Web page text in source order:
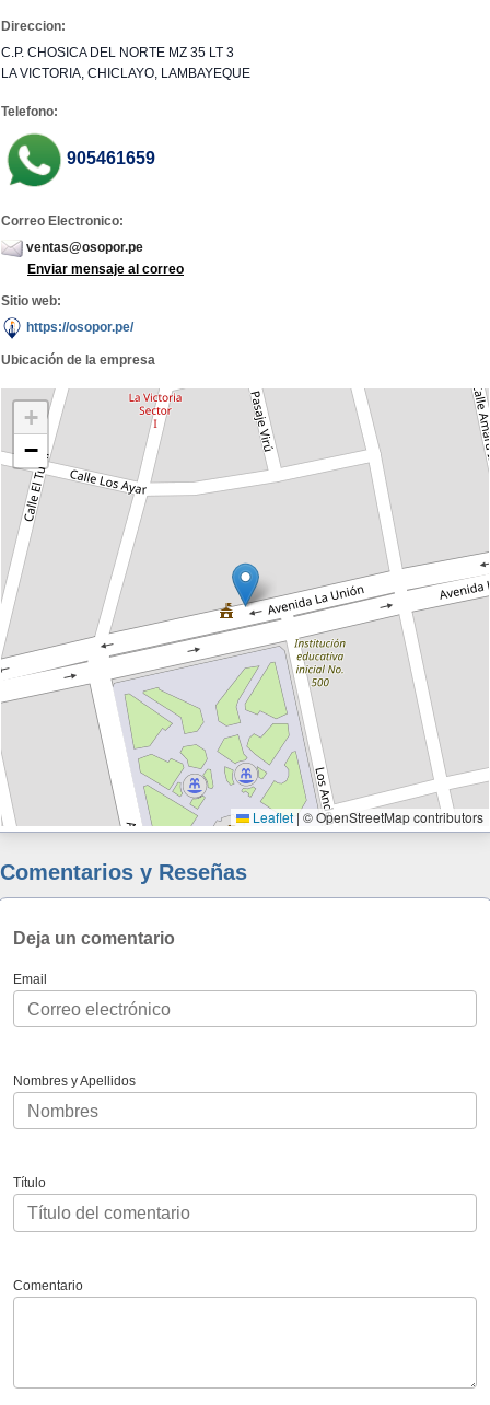
Direccion:
C.P. CHOSICA DEL NORTE MZ 35 LT 3
LA VICTORIA, CHICLAYO, LAMBAYEQUE
Telefono:
905461659
Correo Electronico:
ventas@osopor.pe
Enviar mensaje al correo
Sitio web:
https://osopor.pe/
Ubicación de la empresa
+
−
Leaflet | © OpenStreetMap contributors
Comentarios y Reseñas
Deja un comentario
Email
Nombres y Apellidos
Título
Comentario